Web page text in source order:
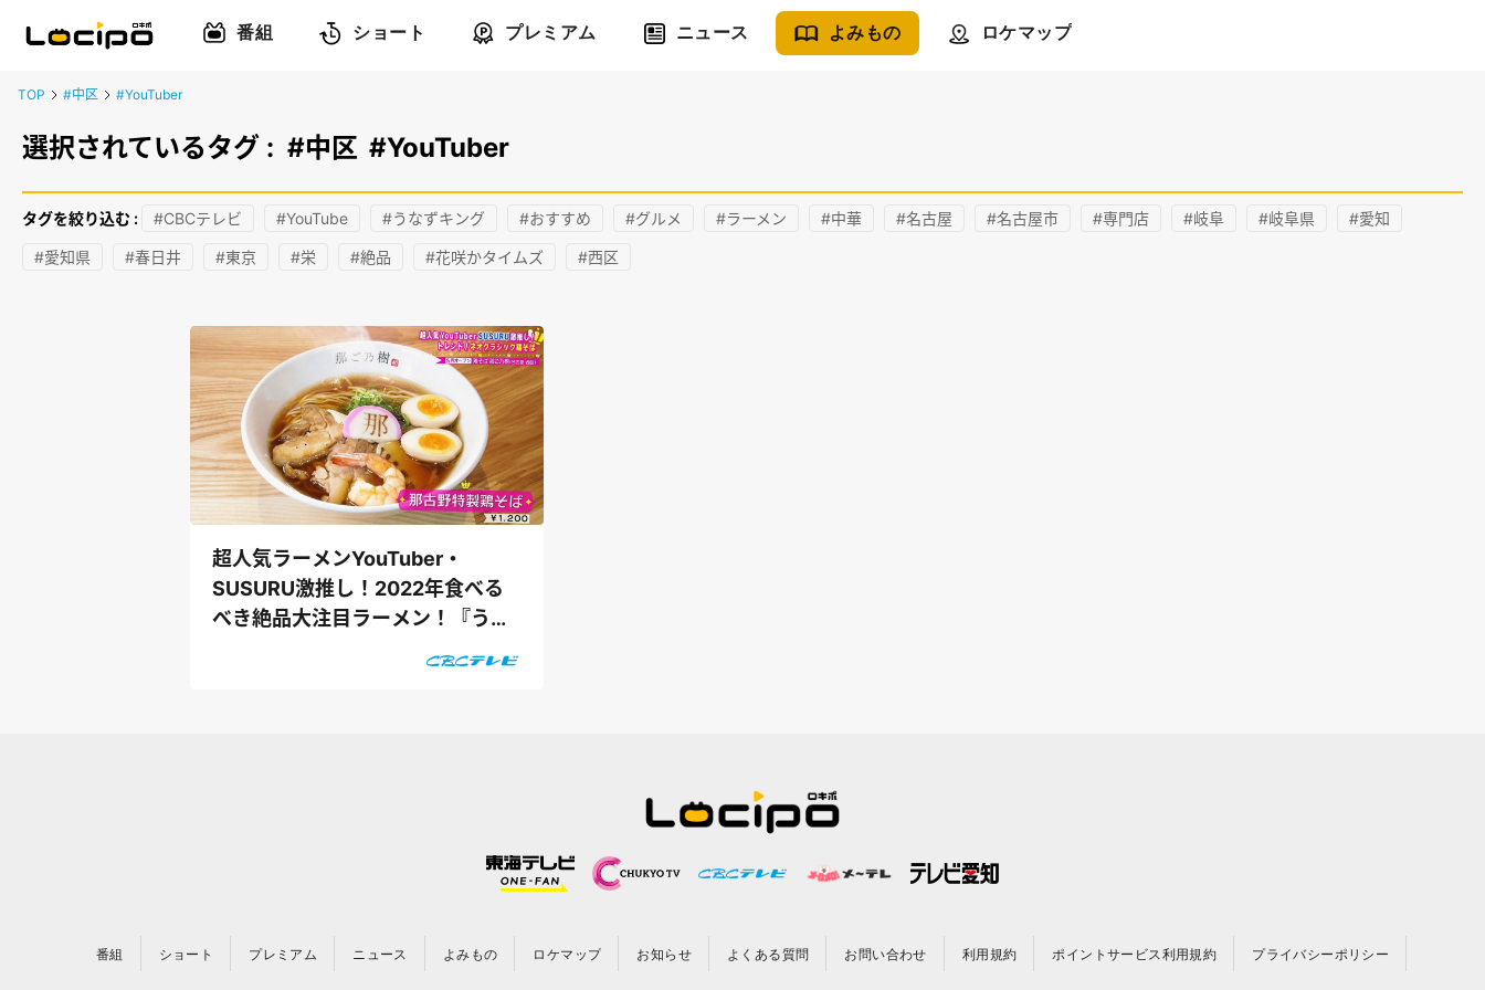
番組 ショート プレミアム ニュース よみもの ロケマップ
TOP #中区 #YouTuber
選択されているタグ : #中区 #YouTuber
タグを絞り込む : #CBCテレビ #YouTube #うなずキング #おすすめ #グルメ #ラーメン #中華 #名古屋 #名古屋市 #専門店 #岐阜 #岐阜県 #愛知
#愛知県 #春日井 #東京 #栄 #絶品 #花咲かタイムズ #西区
超人気ラーメンYouTuber・
SUSURU激推し！2022年食べる
べき絶品大注目ラーメン！『うな
番組 ショート プレミアム ニュース よみもの ロケマップ お知らせ よくある質問 お問い合わせ 利用規約 ポイントサービス利用規約 プライバシーポリシー